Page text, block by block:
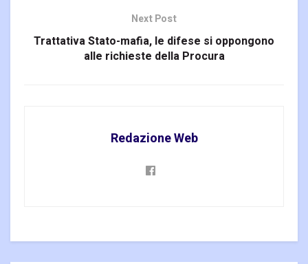
Next Post
Trattativa Stato-mafia, le difese si oppongono
alle richieste della Procura
Redazione Web